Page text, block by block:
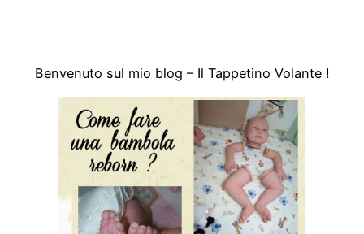
Benvenuto sul mio blog – Il Tappetino Volante !